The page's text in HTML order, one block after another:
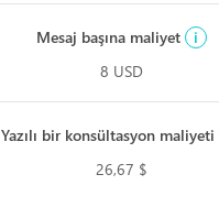
Mesaj başına maliyet
i
8 USD
Yazılı bir konsültasyon maliyeti
26,67 $